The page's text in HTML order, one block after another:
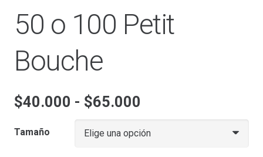
50 o 100 Petit
Bouche
$40.000 - $65.000
de
precios:
Tamaño